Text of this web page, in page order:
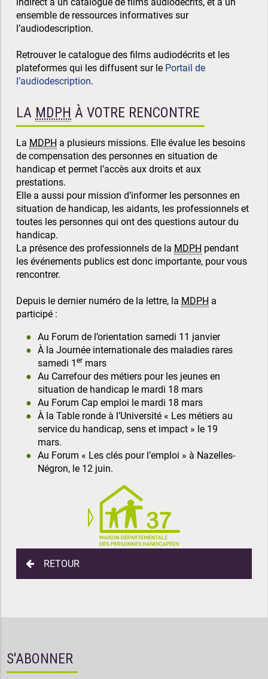
ensemble de ressources informatives sur
l’audiodescription.
Retrouver le catalogue des films audiodécrits et les
plateformes qui les diffusent sur le Portail de
l’audiodescription.
LA MDPH À VOTRE RENCONTRE
La MDPH a plusieurs missions. Elle évalue les besoins
de compensation des personnes en situation de
handicap et permet l’accès aux droits et aux
prestations.
Elle a aussi pour mission d’informer les personnes en
situation de handicap, les aidants, les professionnels et
toutes les personnes qui ont des questions autour du
handicap.
La présence des professionnels de la MDPH pendant
les événements publics est donc importante, pour vous
rencontrer.
Depuis le dernier numéro de la lettre, la MDPH a
participé :
Au Forum de l’orientation samedi 11 janvier
À la Journée internationale des maladies rares
samedi 1 er mars
Au Carrefour des métiers pour les jeunes en
situation de handicap le mardi 18 mars
Au Forum Cap emploi le mardi 18 mars
À la Table ronde à l’Université « Les métiers au
service du handicap, sens et impact » le 19
mars.
Au Forum « Les clés pour l’emploi » à Nazelles-
Négron, le 12 juin.
RETOUR
S'ABONNER